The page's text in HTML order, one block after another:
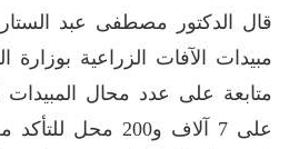
قال الدكتور مصطفى عبد
مبيدات الآفات الزراعية بوزارة
متابعة على عدد محال
على 7 آلاف و200